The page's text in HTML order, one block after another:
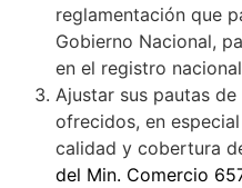
reglamentación que
Gobierno Nacional,
en el registro
Ajustar sus pautas
ofrecidos, en
calidad y cobertura
del Min. Comercio